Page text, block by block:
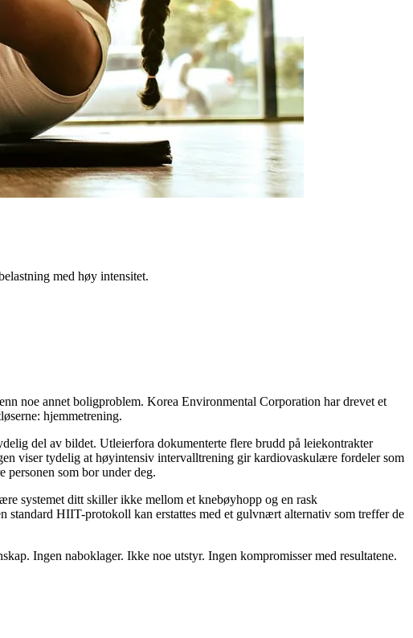
med høy intensitet.
noe annet boligproblem. Korea Environmental Corporation har drevet et
hjemmetrening.
del av bildet. Utleierfora dokumenterte flere brudd på leiekontrakter
viser tydelig at høyintensiv intervalltrening gir kardiovaskulære fordeler som
som bor under deg.
systemet ditt skiller ikke mellom et knebøyhopp og en rask
HIIT-protokoll kan erstattes med et gulvnært alternativ som treffer de
Ingen naboklager. Ikke noe utstyr. Ingen kompromisser med resultatene.